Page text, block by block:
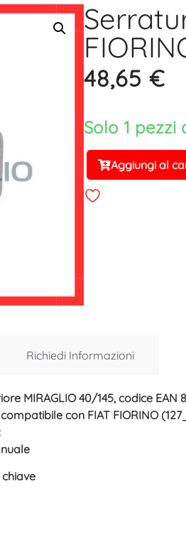
48,65€
Solo 1 pezzi
Aggiungi al
Alternative:
Richiedi Informazioni
MIRAGLIO 40/145, codice EAN
con FIAT FIORINO